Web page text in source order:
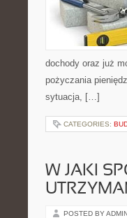
dochody oraz już
pożyczania
sytuacja, […]
CATEGORIES:
W JAKI
POSTED BY